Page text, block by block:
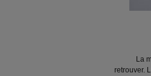
La
retrouver.